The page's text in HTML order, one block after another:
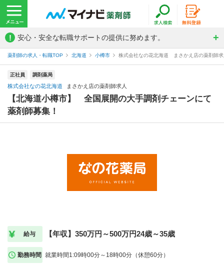
! 安心・安全な転職サポートの提供に努めます。
薬剤師の求人・転職TOP 北海道 小樽市 株式会社なの花北海道 まさかえ店の薬剤師
正社員 調剤薬局
株式会社なの花北海道 まさかえ店の薬剤師求人
【北海道小樽市】 全国展開の大手調剤チェーンにて
薬剤師募集！
給与 【年収】350万円～500万円24歳～35歳
勤務時間 就業時間1:09時00分～18時00分（休憩60分）